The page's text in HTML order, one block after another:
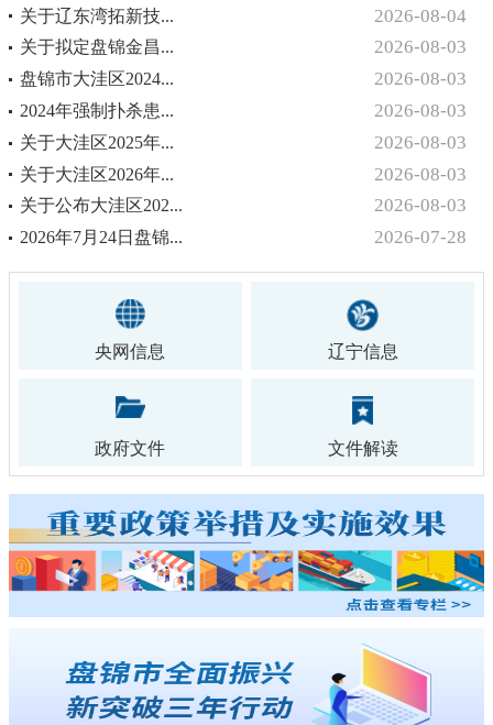
关于辽东湾拓新技... 2026-08-04
关于拟定盘锦金昌... 2026-08-03
盘锦市大洼区2024... 2026-08-03
2024年强制扑杀患... 2026-08-03
关于大洼区2025年... 2026-08-03
关于大洼区2026年... 2026-08-03
关于公布大洼区202... 2026-08-03
2026年7月24日盘锦... 2026-07-28
央网信息 辽宁信息
政府文件 文件解读